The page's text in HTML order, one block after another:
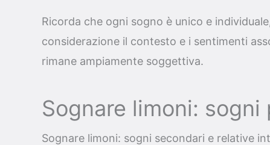
Ricorda che ogni sogno è unico e
considerazione il contesto e i sentimenti
rimane ampiamente soggettiva.
Sognare limoni: sogni
Sognare limoni: sogni secondari e relative